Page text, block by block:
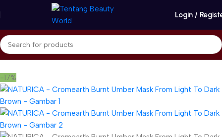
Login /
Beranda Naturica - RICA Cromearth
-17%